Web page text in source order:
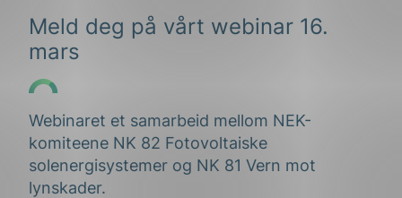
Meld deg på vårt webinar 16.
mars
Webinaret et samarbeid mellom NEK-
komiteene NK 82 Fotovoltaiske
solenergisystemer og NK 81 Vern mot
lynskader.